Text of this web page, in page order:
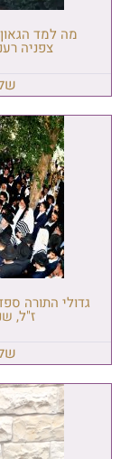
מה למד
צפניה
גדולי התורה
ז"ל,